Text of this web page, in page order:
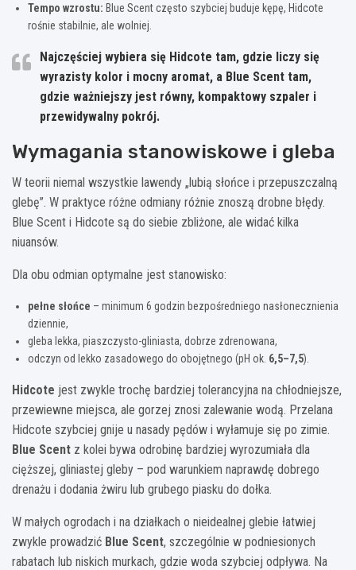
Tempo wzrostu: Blue Scent często szybciej buduje kępę, Hidcote
rośnie stabilnie, ale wolniej.
Najczęściej wybiera się Hidcote tam, gdzie liczy się
wyrazisty kolor i mocny aromat, a Blue Scent tam,
gdzie ważniejszy jest równy, kompaktowy szpaler i
przewidywalny pokrój.
Wymagania stanowiskowe i gleba
W teorii niemal wszystkie lawendy „lubią słońce i przepuszczalną
glebę”. W praktyce różne odmiany różnie znoszą drobne błędy.
Blue Scent i Hidcote są do siebie zbliżone, ale widać kilka
niuansów.
Dla obu odmian optymalne jest stanowisko:
pełne słońce – minimum 6 godzin bezpośredniego nasłonecznienia
dziennie,
gleba lekka, piaszczysto-gliniasta, dobrze zdrenowana,
odczyn od lekko zasadowego do obojętnego (pH ok. 6,5–7,5).
Hidcote jest zwykle trochę bardziej tolerancyjna na chłodniejsze,
przewiewne miejsca, ale gorzej znosi zalewanie wodą. Przelana
Hidcote szybciej gnije u nasady pędów i wyłamuje się po zimie.
Blue Scent z kolei bywa odrobinę bardziej wyrozumiała dla
cięższej, gliniastej gleby – pod warunkiem naprawdę dobrego
drenażu i dodania żwiru lub grubego piasku do dołka.
W małych ogrodach i na działkach o nieidealnej glebie łatwiej
zwykle prowadzić Blue Scent, szczególnie w podniesionych
rabatach lub niskich murkach, gdzie woda szybciej odpływa. Na